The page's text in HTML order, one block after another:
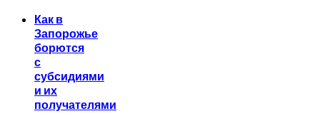
Как в
Запорожье
борются
с
субсидиями
и их
получателями